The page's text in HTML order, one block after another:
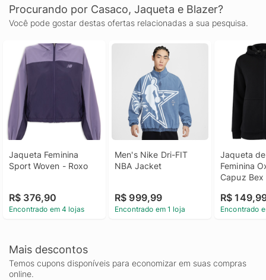
Procurando por Casaco, Jaqueta e Blazer?
Você pode gostar destas ofertas relacionadas a sua pesquisa.
Jaqueta Feminina
Sport Woven - Roxo
R$ 376,90
Encontrado em 4 lojas
Men's Nike Dri-FIT
NBA Jacket
R$ 999,99
Encontrado em 1 loja
Jaqueta
Feminina
Capuz Bex
R$
Encontrado
Mais descontos
Temos cupons disponíveis para economizar em suas compras
online.